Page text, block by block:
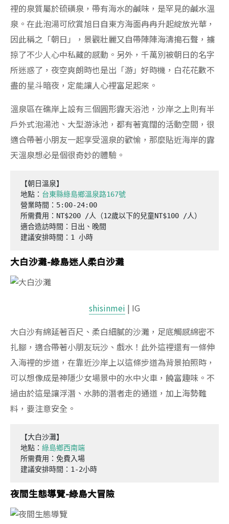
裡的泉質屬於硫磺泉，帶有海水的鹹味，是罕見的鹹水溫
泉。在此泡湯可欣賞旭日自東方海面冉冉升起綻放光華，
因此稱之「朝日」，景觀壯麗又自帶陣陣海濤搗石聲，擄
掠了不少人心中私藏的感動。另外，千萬別被朝日的名字
所迷惑了，夜空爽朗時也是出「游」好時機，白花花數不
盡的星斗暗夜，定能讓人心裡富足起來。
溫泉區在礁岸上設有三個圓形露天浴池，沙岸之上則有半
戶外式泡湯池、大型游泳池，都有著寬闊的活動空間，很
適合帶著小朋友一起享受溫泉的歡愉，那麼貼近海岸的露
天溫泉想必是個很奇妙的體驗。
【朝日溫泉】
地點： 台東縣綠島鄉溫泉路167號
營業時間：5:00-24:00
所需費用：NT$200 /人（12歲以下的兒童NT$100 /人）
適合造訪時間：日出、晚間
建議安排時間：1 小時
大白沙灘-綠島迷人柔白沙灘
shisinmei | IG
大白沙有綿延著百尺、柔白細膩的沙灘，足底觸感綿密不
扎腳，適合帶著小朋友玩沙、戲水！此外這裡還有一條伸
入海裡的步道，在靠近沙岸上以這條步道為背景拍照時，
可以想像成是神隱少女場景中的水中火車，饒富趣味。不
過由於這是讓浮潛、水肺的潛者走的通道，加上海勢難
料，要注意安全。
【大白沙灘】
地點：
所需費用：免費入場
建議安排時間：1-2小時
夜間生態導覽-綠島大冒險